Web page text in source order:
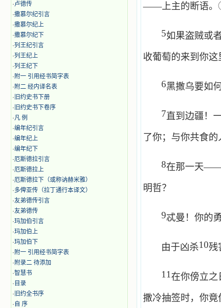
·卢德传
·撒慕尔纪引言
·撒慕尔纪上
·撒慕尔纪下
·列王纪引言
·列王纪上
·列王纪下
· 附一 引用经书简字表
· 附二 经内译名表
· 旧约史书下册
· 旧约史书下卷序
·凡 例
·编年纪引言
·编年纪上
·编年纪下
·厄斯德拉引言
·厄斯德拉上
·厄斯德拉下（或称讷赫米雅）
·多俾亚传（拉丁通行本译文）
·友弟德传引言
·友弟德传
·玛加伯引言
·玛加伯上
·玛加伯下
· 附一 引用经书简字表
· 附录二 待添加
·智慧书
· 目录
· 旧约全书序
· 自 序
——上主的断语
5如果盗贼或
收葡萄的来到你
6黑撒乌要如
7直到边疆！
了你；与你共食
8在那一天——
明哲？
9忒曼！你的
由于凶杀10残
11在你傍立之
撒冷抽签时，你